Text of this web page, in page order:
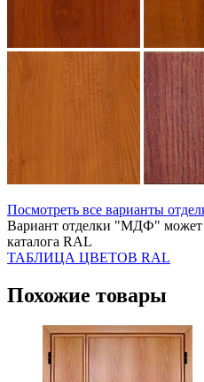
Посмотреть все варианты
Вариант отделки "МДФ" может
каталога RAL
ТАБЛИЦА ЦВЕТОВ RAL
Похожие товары